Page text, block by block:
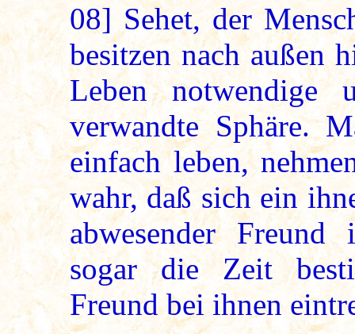
08] Sehet, der
besitzen nach außen
Leben
verwandte Sphäre.
einfach leben,
wahr, daß sich ein
abwesender
sogar die Zeit
Freund bei ihnen